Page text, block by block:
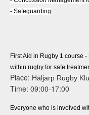
- Safeguarding
First Aid in Rugby 1 course
within rugby for safe
Place: Häljarp Rugby
Time: 09:00-17:00
Everyone who is involved